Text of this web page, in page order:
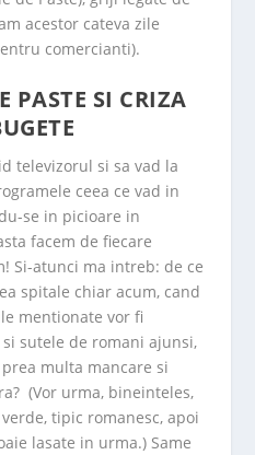
acestor cateva zile
comercianti).
PASTE SI CRIZA
televizorul si sa vad la
ceea ce vad in
se in picioare in
facem de fiecare
Si-atunci ma intreb: de ce
spitale chiar acum, cand
mentionate vor fi
sutele de romani ajunsi,
multa mancare si
(Vor urma, bineinteles,
tipic romanesc, apoi
lasate in urma.) Same